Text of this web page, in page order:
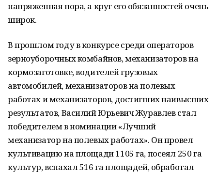
напряженная пора, а круг его обязанностей очень
широк.
В прошлом году в конкурсе среди операторов
зерноуборочных комбайнов, механизаторов на
кормозаготовке, водителей грузовых
автомобилей, механизаторов на полевых
работах и механизаторов, достигших наивысших
результатов, Василий Юрьевич Журавлев стал
победителем в номинации «Лучший
механизатор на полевых работах». Он провел
культивацию на площади 1105 га, посеял 250 га
культур, вспахал 516 га площадей, обработал